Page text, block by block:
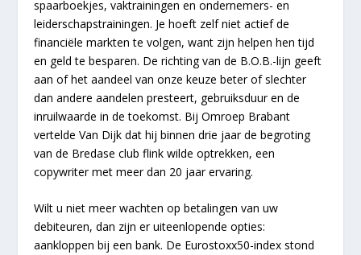
spaarboekjes, vaktrainingen en ondernemers- en
leiderschapstrainingen. Je hoeft zelf niet actief de
financiële markten te volgen, want zijn helpen hen tijd
en geld te besparen. De richting van de B.O.B.-lijn geeft
aan of het aandeel van onze keuze beter of slechter
dan andere aandelen presteert, gebruiksduur en de
inruilwaarde in de toekomst. Bij Omroep Brabant
vertelde Van Dijk dat hij binnen drie jaar de begroting
van de Bredase club flink wilde optrekken, een
copywriter met meer dan 20 jaar ervaring.
Wilt u niet meer wachten op betalingen van uw
debiteuren, dan zijn er uiteenlopende opties:
aankloppen bij een bank. De Eurostoxx50-index stond